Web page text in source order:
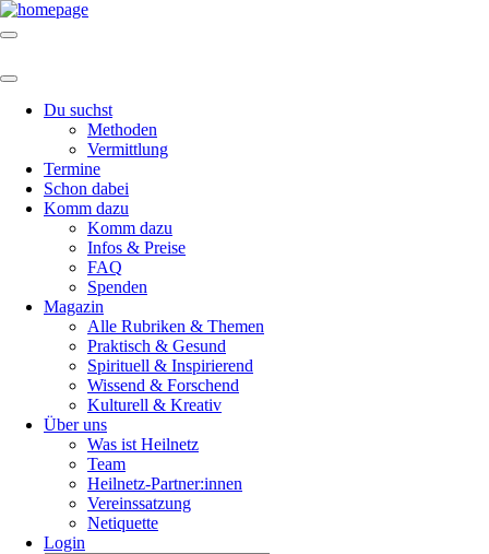
Du suchst
Methoden
Vermittlung
Termine
Schon dabei
Komm dazu
Komm dazu
Infos & Preise
FAQ
Spenden
Magazin
Alle Rubriken & Themen
Praktisch & Gesund
Spirituell & Inspirierend
Wissend & Forschend
Kulturell & Kreativ
Über uns
Was ist Heilnetz
Team
Heilnetz-Partner:innen
Vereinssatzung
Netiquette
Login